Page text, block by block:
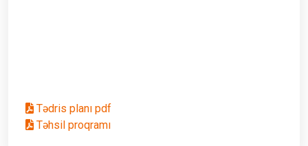
Tədris planı pdf
Təhsil proqramı